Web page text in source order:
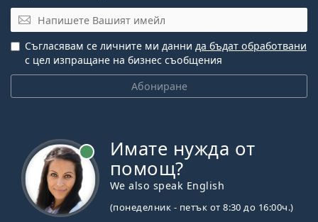
Имейл
Абониране
Съгласявам се личните ми данни да бъдат обработвани
с цел изпращане на бизнес съобщения
Имате нужда от
помощ?
We also speak English
(понеделник - петък от 8:30 до 16:00ч.)